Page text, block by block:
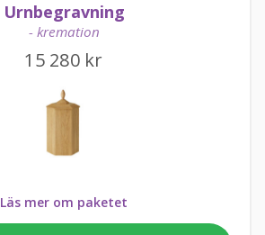
Urnbegravning
- kremation
15 280 kr
Läs mer om paketet